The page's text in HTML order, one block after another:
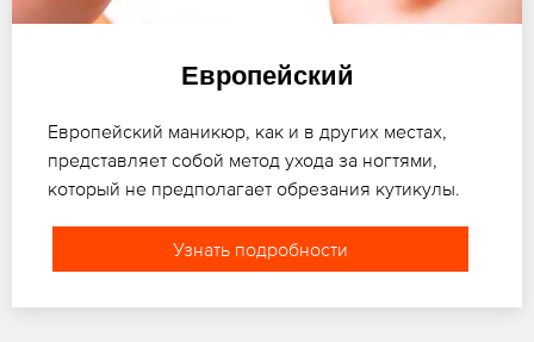
Европейский
Европейский маникюр, как и в других местах,
представляет собой метод ухода за ногтями,
который не предполагает обрезания кутикулы.
Узнать подробности